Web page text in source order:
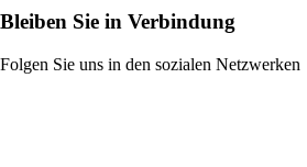
Bleiben Sie in Verbindung
Folgen Sie uns in den sozialen Netzwerken